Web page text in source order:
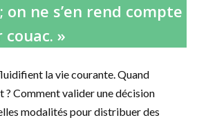
on ne s’en rend compte
couac. »
la vie courante. Quand
? Comment valider une décision
modalités pour distribuer des